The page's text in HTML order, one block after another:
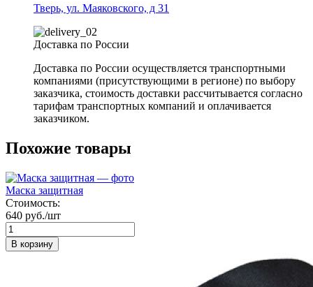
Тверь, ул. Маяковского, д 31
Доставка по России
Доставка по России осуществляется транспортными
компаниями (присутствующими в регионе) по выбору
заказчика, стоимость доставки рассчитывается согласно
тарифам транспортных компаний и оплачивается
заказчиком.
Похожие товары
Маска защитная
Стоимость:
640 руб./шт
В корзину